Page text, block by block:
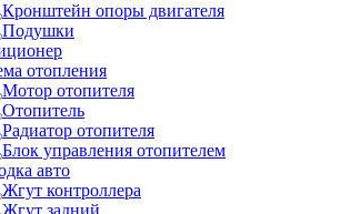
Кронштейн опоры двигателя
Подушки
отопления
Мотор отопителя
Отопитель
Радиатор отопителя
Блок управления отопителем
авто
Жгут контроллера
Жгут задний